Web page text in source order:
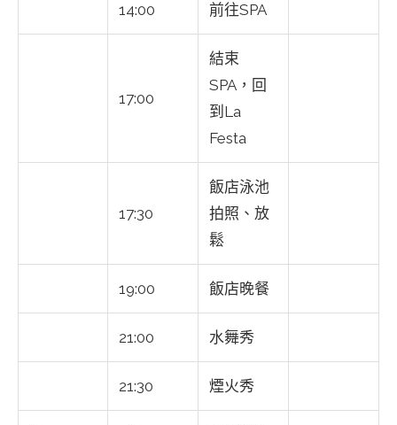
14:00 前往SPA
17:00
結束
SPA，回
到La
Festa
17:30
飯店泳池
拍照、放
鬆
19:00 飯店晚餐
21:00 水舞秀
21:30 煙火秀